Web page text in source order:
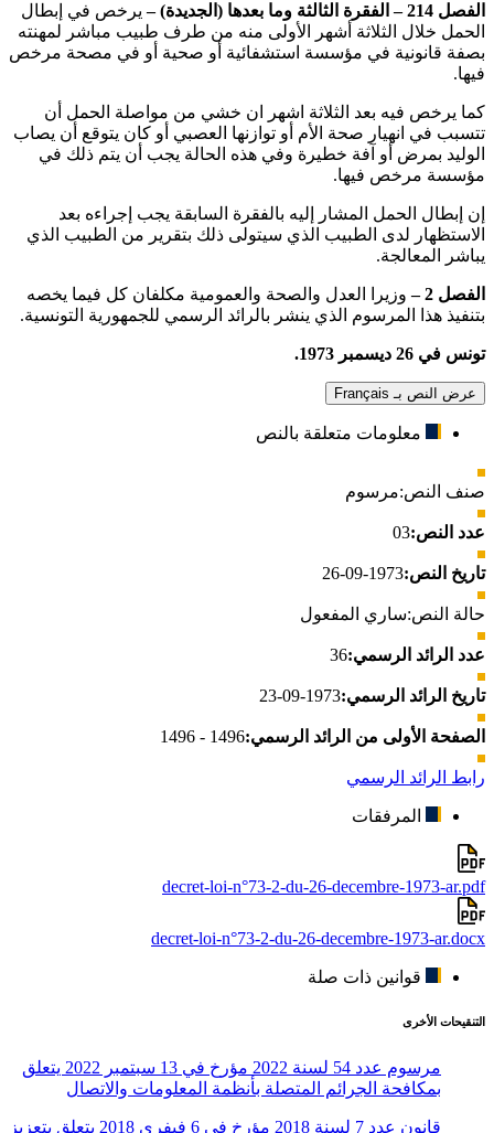
الفصل 214 – الفقرة الثالثة وما بعدها (الجديدة) –
يرخص في إبطال
الحمل خلال الثلاثة أشهر الأولى منه من طرف طبيب مباشر لمهنته
بصفة قانونية في مؤسسة استشفائية أو صحية أو في مصحة مرخص
فيها.
كما يرخص فيه بعد الثلاثة اشهر ان خشي من مواصلة الحمل أن
تتسبب في انهيار صحة الأم أو توازنها العصبي أو كان يتوقع أن يصاب
الوليد بمرض أو آفة خطيرة وفي هذه الحالة يجب أن يتم ذلك في
مؤسسة مرخص فيها.
إن إبطال الحمل المشار إليه بالفقرة السابقة يجب إجراءه بعد
الاستظهار لدى الطبيب الذي سيتولى ذلك بتقرير من الطبيب الذي
يباشر المعالجة.
الفصل 2 –
وزيرا العدل والصحة والعمومية مكلفان كل فيما يخصه
بتنفيذ هذا المرسوم الذي ينشر بالرائد الرسمي للجمهورية التونسية.
تونس في 26 ديسمبر 1973.
عرض النص بـ Français
معلومات متعلقة بالنص
صنف النص:مرسوم
عدد النص:03
تاريخ النص:1973-09-26
حالة النص:ساري المفعول
عدد الرائد الرسمي:36
تاريخ الرائد الرسمي:1973-09-23
الصفحة الأولى من الرائد الرسمي:1496 - 1496
رابط الرائد الرسمي
المرفقات
decret-loi-n°73-2-du-26-decembre-1973-ar.pdf
decret-loi-n°73-2-du-26-decembre-1973-ar.docx
قوانين ذات صلة
التنقيحات الأخرى
مرسوم عدد 54 لسنة 2022 مؤرخ في 13 سبتمبر 2022 يتعلق
بمكافحة الجرائم المتصلة بأنظمة المعلومات والاتصال
قانون عدد 7 لسنة 2018 مؤرخ في 6 فيفري 2018 يتعلق بتعزيز